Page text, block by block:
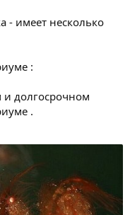
- имеет несколько
:
долгосрочном
.